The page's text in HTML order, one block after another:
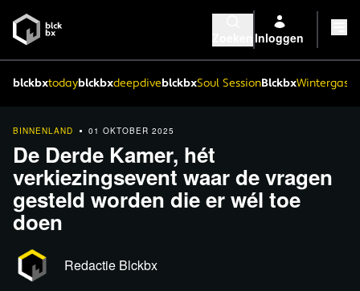
Inloggen
blckbxtodayblckbxdeepdiveblckbxSoul SessionBlckbx
BINNENLAND 01 OKTOBER 2025
De Derde Kamer, hét
verkiezingsevent waar de vragen
gesteld worden die er wél toe
doen
Redactie Blckbx